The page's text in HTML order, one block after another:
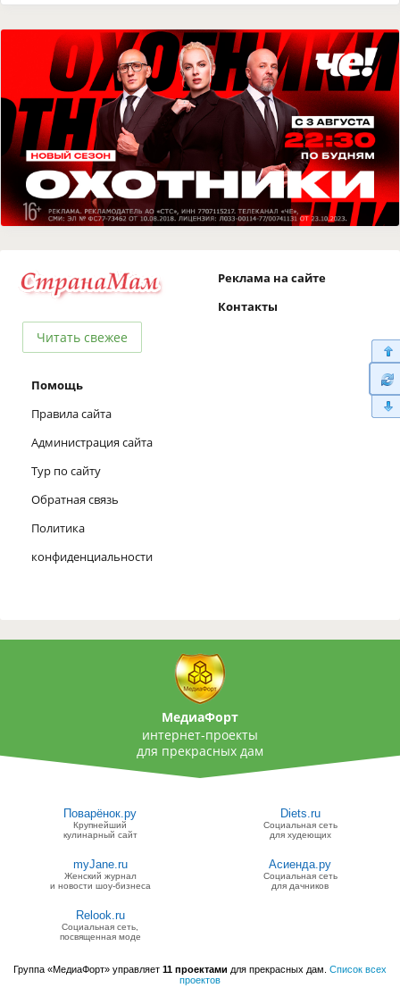
Читать свежее
Реклама на сайте
Контакты
Помощь
Правила сайта
Администрация сайта
Тур по сайту
Обратная связь
Политика
конфиденциальности
МедиаФорт
интернет-проекты
для прекрасных дам
Поварёнок.ру
Крупнейший
кулинарный сайт
Diets.ru
Социальная сеть
для худеющих
myJane.ru
Женский журнал
и новости шоу-бизнеса
Асиенда.ру
Социальная сеть
для дачников
Relook.ru
Социальная сеть,
посвященная моде
Группа «МедиаФорт» управляет 11 проектами для прекрасных дам. Список всех
проектов